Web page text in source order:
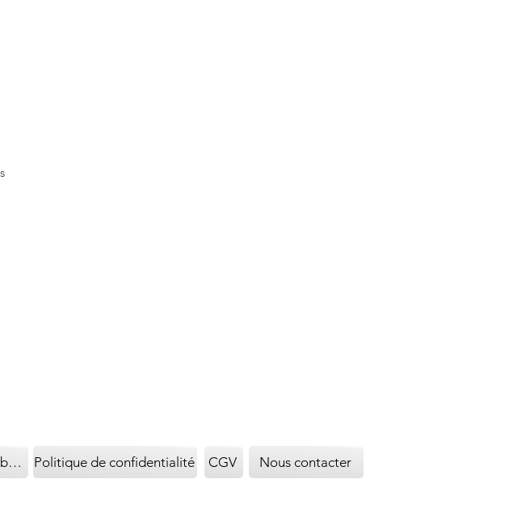
Politique de remboursement Politique de confidentialité CGV Nous contacter